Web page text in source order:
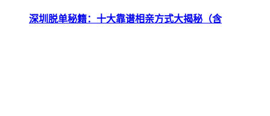
深圳脱单秘籍：十大靠谱相亲方式大揭秘（含